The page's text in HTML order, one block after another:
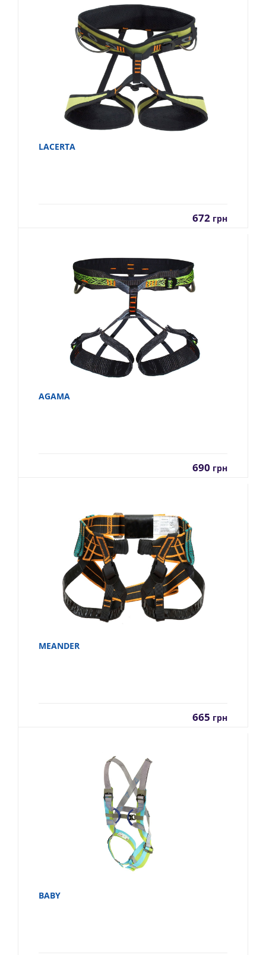
LACERTA
672 грн
AGAMA
690 грн
MEANDER
665 грн
BABY